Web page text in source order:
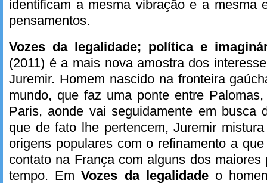
identificam a mesma vibração e a mesma
pensamentos.
Vozes da legalidade; política e
(2011) é a mais nova amostra dos
Juremir. Homem nascido na fronteira
mundo, que faz uma ponte entre
Paris, aonde vai seguidamente em busca
que de fato lhe pertencem, Juremir
origens populares com o refinamento a
contato na França com alguns dos maiores
tempo. EmVozes da legalidade o